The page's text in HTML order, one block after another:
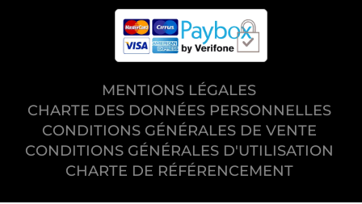
MENTIONS LÉGALES
CHARTE DES DONNÉES PERSONNELLES
CONDITIONS GÉNÉRALES DE VENTE
CONDITIONS GÉNÉRALES D'UTILISATION
CHARTE DE RÉFÉRENCEMENT